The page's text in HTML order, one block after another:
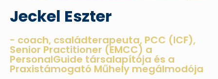
Jeckel Eszter
- coach, családterapeuta, PCC (ICF),
Senior Practitioner (EMCC) a
PersonalGuide társalapítója és a
Praxistámogató Műhely megálmodója